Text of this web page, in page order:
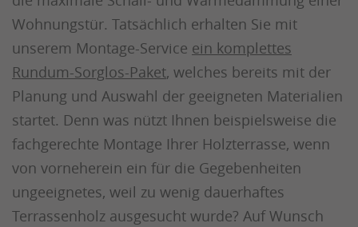
Wohnungstür. Tatsächlich erhalten Sie mit
unserem Montage-Service ein komplettes
Rundum-Sorglos-Paket, welches bereits mit der
Planung und Auswahl der geeigneten Materialien
startet. Denn was nützt Ihnen beispielsweise die
fachgerechte Montage Ihrer Holzterrasse, wenn
von vorneherein ein für die Gegebenheiten
ungeeignetes, weil zu wenig dauerhaftes
Terrassenholz ausgesucht wurde? Auf Wunsch